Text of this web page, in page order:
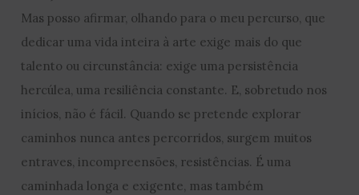
Mas posso afirmar, olhando para o meu percurso, que
dedicar uma vida inteira à arte exige mais do que
talento ou circunstância: exige uma persistência
hercúlea, uma resiliência constante. E, sobretudo nos
inícios, não é fácil. Quando se pretende explorar
caminhos nunca antes percorridos, surgem muitos
entraves, incompreensões, resistências. É uma
caminhada longa e exigente, mas também